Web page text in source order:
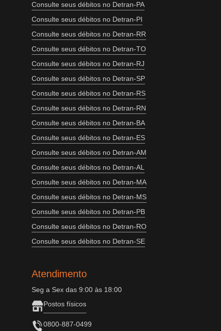
Consulte seus débitos no Detran-PA
Consulte seus débitos no Detran-PI
Consulte seus débitos no Detran-RR
Consulte seus débitos no Detran-TO
Consulte seus débitos no Detran-RJ
Consulte seus débitos no Detran-SP
Consulte seus débitos no Detran-RS
Consulte seus débitos no Detran-RN
Consulte seus débitos no Detran-BA
Consulte seus débitos no Detran-ES
Consulte seus débitos no Detran-AM
Consulte seus débitos no Detran-AL
Consulte seus débitos no Detran-MA
Consulte seus débitos no Detran-MS
Consulte seus débitos no Detran-PB
Consulte seus débitos no Detran-RO
Consulte seus débitos no Detran-SE
Atendimento
Seg a Sex das 9:00 às 18:00
Postos físicos
0800-887-0499